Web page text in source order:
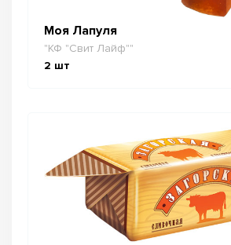
Моя Лапуля
"КФ "Свит Лайф""
2 шт